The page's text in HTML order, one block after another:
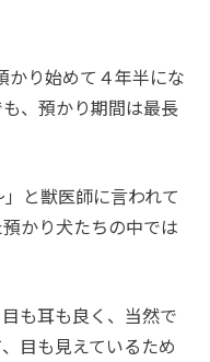
り始めて４年半にな
、預かり期間は最長
と獣医師に言われて
かり犬たちの中では
も耳も良く、当然で
目も見えているため